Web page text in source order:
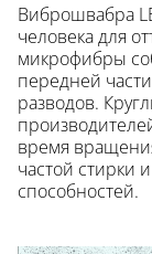
Виброшвабра
человека для
микрофибры
передней
разводов.
время
частой стирки
способностей.